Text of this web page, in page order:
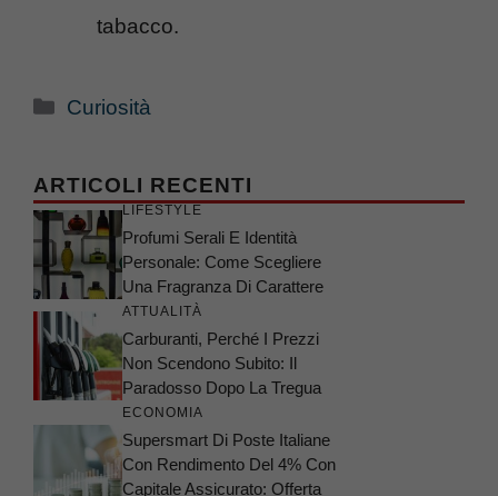
tabacco.
Categorie
Curiosità
ARTICOLI RECENTI
LIFESTYLE
Profumi Serali E Identità
Personale: Come Scegliere
Una Fragranza Di Carattere
ATTUALITÀ
Carburanti, Perché I Prezzi
Non Scendono Subito: Il
Paradosso Dopo La Tregua
ECONOMIA
Supersmart Di Poste Italiane
Con Rendimento Del 4% Con
Capitale Assicurato: Offerta